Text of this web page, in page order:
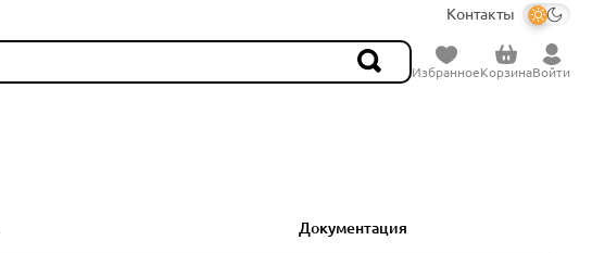
Контакты
ИзбранноеКорзинаВойти
Документация